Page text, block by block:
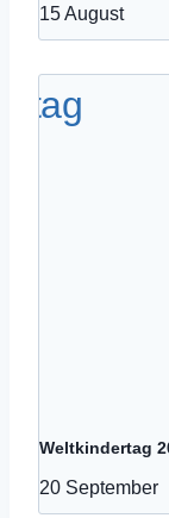
15 August
Weltkindertag
20 September